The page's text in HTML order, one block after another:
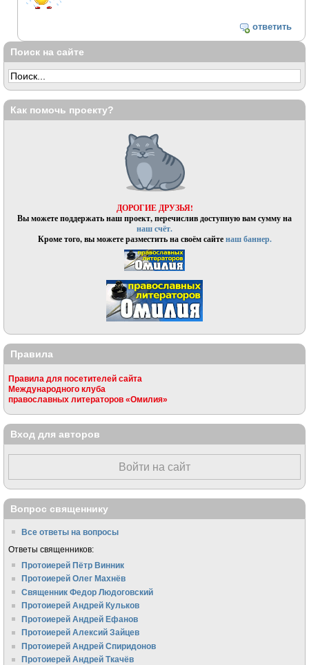
ответить
Поиск на сайте
Как помочь проекту?
ДОРОГИЕ ДРУЗЬЯ!
Вы можете поддержать наш проект, перечислив доступную вам сумму на
наш счёт.
Кроме того, вы можете разместить на своём сайтенаш баннер.
Правила
Правила для посетителей сайта
Международного клуба
православных литераторов «Омилия»
Вход для авторов
Войти на сайт
Вопрос священнику
Все ответы на вопросы
Ответы священников:
Протоиерей Пётр Винник
Протоиерей Олег Махнёв
Священник Федор Людоговский
Протоиерей Андрей Кульков
Протоиерей Андрей Ефанов
Протоиерей Алексий Зайцев
Протоиерей Андрей Спиридонов
Протоиерей Андрей Ткачёв